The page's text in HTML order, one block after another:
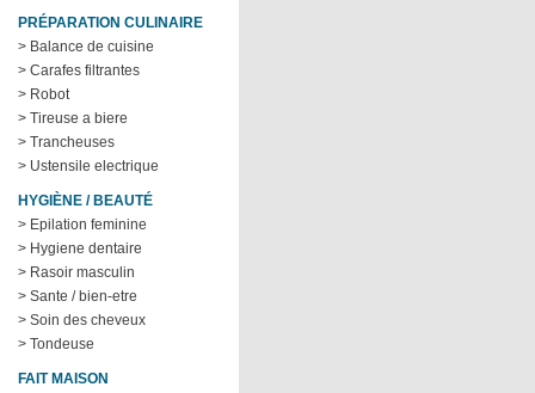
PRÉPARATION CULINAIRE
> Balance de cuisine
> Carafes filtrantes
> Robot
> Tireuse a biere
> Trancheuses
> Ustensile electrique
HYGIÈNE / BEAUTÉ
> Epilation feminine
> Hygiene dentaire
> Rasoir masculin
> Sante / bien-etre
> Soin des cheveux
> Tondeuse
FAIT MAISON